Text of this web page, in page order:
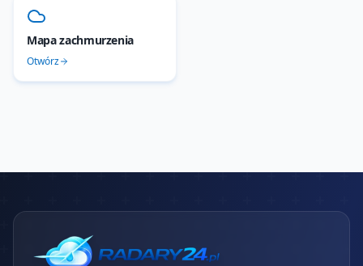
Mapa zachmurzenia
Otwórz